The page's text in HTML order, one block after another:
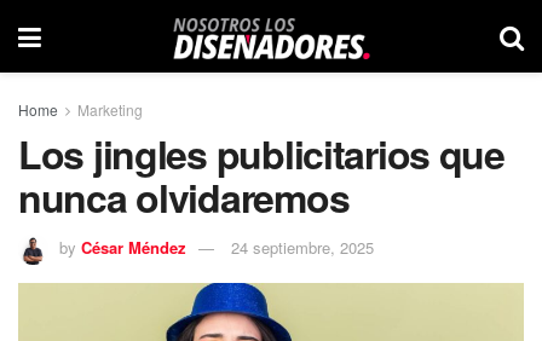
Home Marketing
Los jingles publicitarios que
nunca olvidaremos
by César Méndez 24 septiembre, 2025